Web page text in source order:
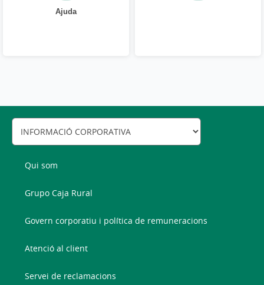
Ajuda
Qui som
Grupo Caja Rural
Govern corporatiu i política de remuneracions
Atenció al client
Servei de reclamacions